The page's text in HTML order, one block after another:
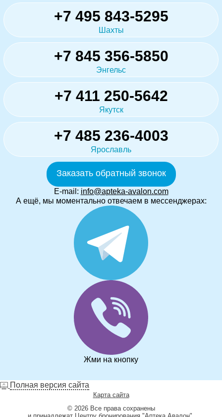
+7 495 843-5295
Шахты
+7 845 356-5850
Энгельс
+7 411 250-5642
Якутск
+7 485 236-4003
Ярославль
Заказать обратный звонок
E-mail: info@apteka-avalon.com
А ещё, мы моментально отвечаем в мессенджерах:
Жми на кнопку
Полная версия сайта
Карта сайта
© 2026 Все права сохранены